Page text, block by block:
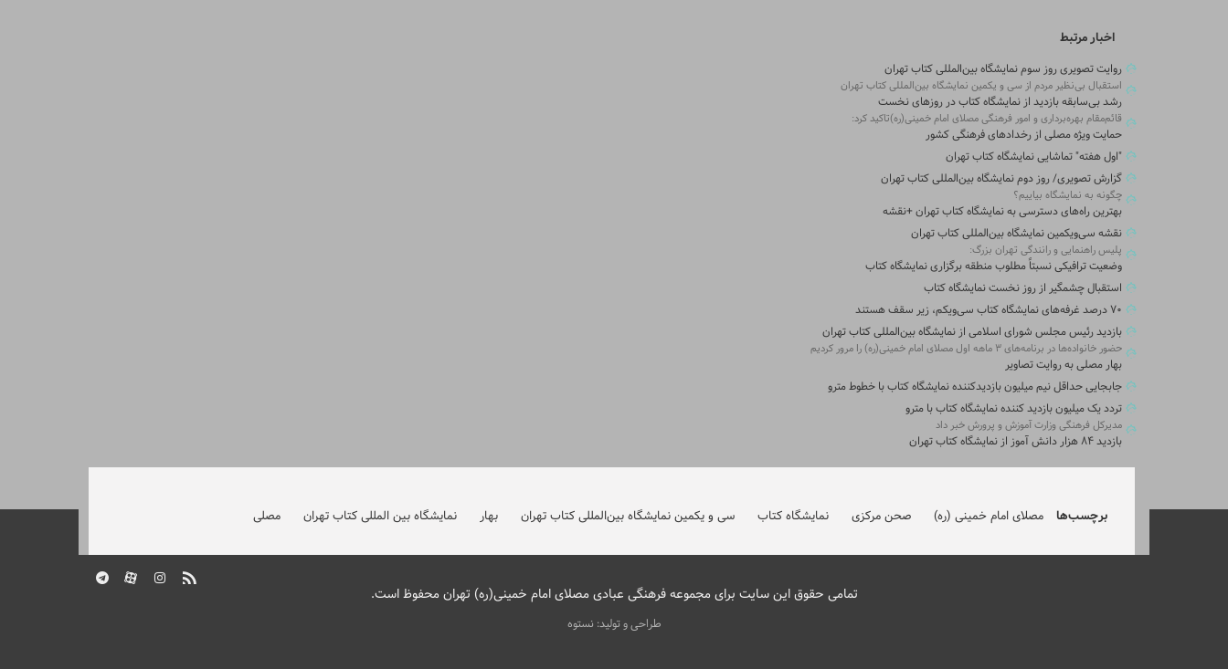
اخبار مرتبط
روایت تصویری روز سوم نمایشگاه بین‌المللی کتاب تهران
استقبال بی‌نظیر مردم از سی و یکمین نمایشگاه بین‌المللی کتاب تهران
رشد بی‌سابقه بازدید از نمایشگاه کتاب در روزهای نخست
قائم‌مقام بهره‌برداری و امور فرهنگی مصلای امام خمینی(ره)تاکید کرد:
حمایت ویژه مصلی از رخدادهای فرهنگی کشور
"اول هفته" تماشایی نمایشگاه کتاب تهران
گزارش تصویری/ روز دوم نمایشگاه بین‌المللی کتاب تهران
چگونه به نمایشگاه بیاییم؟
بهترین راه‌های دسترسی به نمایشگاه کتاب تهران +نقشه
نقشه سی‌ویکمین نمایشگاه بین‌المللی کتاب تهران
پلیس راهنمایی و رانندگی تهران بزرگ:
وضعیت ترافیکی نسبتاً مطلوب منطقه برگزاری نمایشگاه کتاب
استقبال چشمگیر از روز نخست نمایشگاه کتاب
۷۰ درصد غرفه‌های نمایشگاه کتاب سی‌ویکم، زیر سقف هستند
بازدید رئیس مجلس شورای اسلامی از نمایشگاه بین‌المللی کتاب تهران
حضور خانواده‌ها در برنامه‌های ۳ ماهه اول مصلای امام خمینی(ره) را مرور کردیم
بهار مصلی به روایت تصاویر
جابجایی حداقل نیم میلیون بازدیدکننده نمایشگاه کتاب با خطوط مترو
تردد یک میلیون بازدید کننده نمایشگاه کتاب با مترو
مدیرکل فرهنگی وزارت آموزش و پرورش خبر داد
بازدید ۸۴ هزار دانش آموز از نمایشگاه کتاب تهران
برچسب‌ها مصلای امام خمینی (ره) صحن مرکزی نمایشگاه کتاب سی و یکمین نمایشگاه بین‌المللی کتاب تهران بهار نمایشگاه بین المللی کتاب تهران مصلی
تمامی حقوق این سایت برای مجموعه فرهنگی عبادی مصلای امام خمینی(ره) تهران محفوظ است.
طراحی و تولید: نستوه